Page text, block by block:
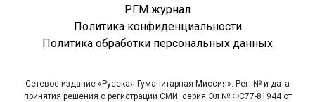
РГМ журнал
Политика конфиденциальности
Политика обработки персональных данных
Сетевое издание «Русская Гуманитарная Миссия». Рег. № и дата
принятия решения о регистрации СМИ: серия Эл № ФС77-81944 от